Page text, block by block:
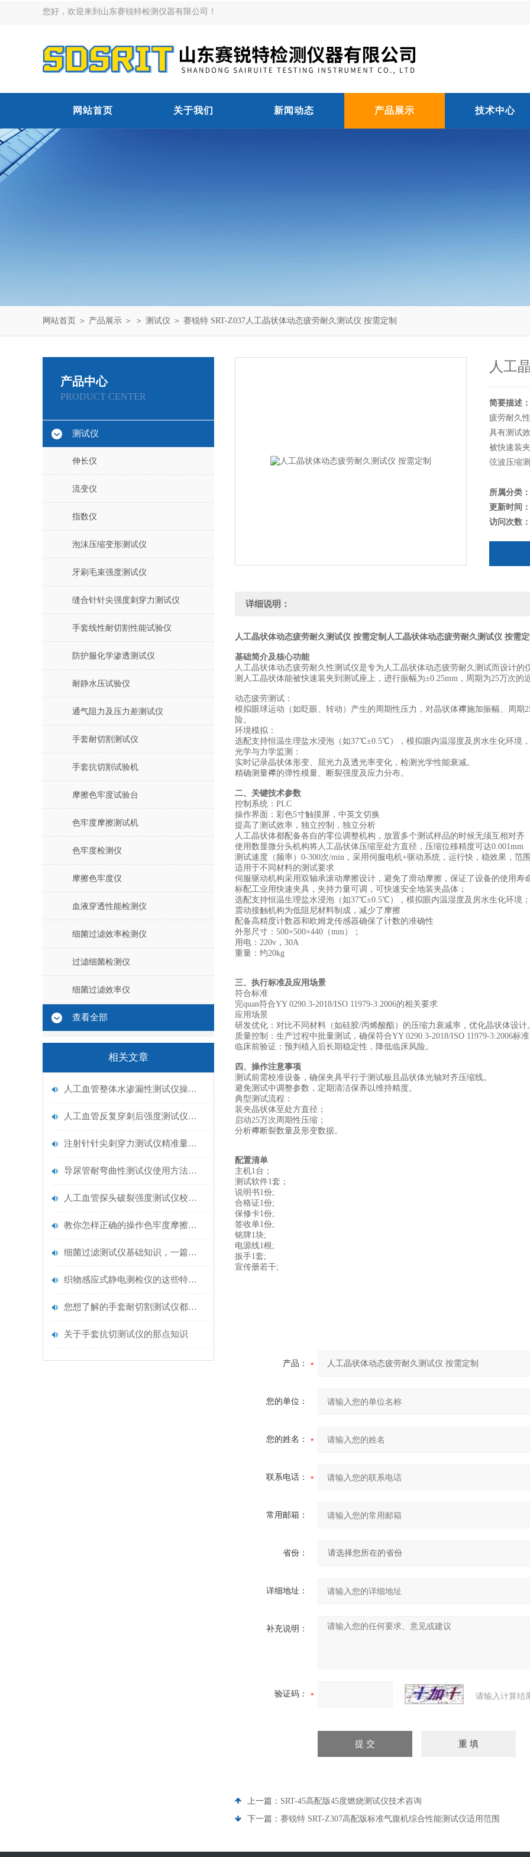
您好，欢迎来到山东赛锐特检测仪器有限公司！
网站首页 关于我们 新闻动态 产品展示 技术中心
网站首页 ＞ 产品展示 ＞ ＞ 测试仪 ＞ 赛锐特 SRT-Z037人工晶状体动态疲劳耐久测试仪 按需定制
产品中心
PRODUCT CENTER
测试仪
伸长仪
流变仪
指数仪
泡沫压缩变形测试仪
牙刷毛束强度测试仪
缝合针针尖强度刺穿力测试仪
手套线性耐切割性能试验仪
防护服化学渗透测试仪
耐静水压试验仪
通气阻力及压力差测试仪
手套耐切割测试仪
手套抗切割试验机
摩擦色牢度试验台
色牢度摩擦测试机
色牢度检测仪
摩擦色牢度仪
血液穿透性能检测仪
细菌过滤效率检测仪
过滤细菌检测仪
细菌过滤效率仪
查看全部
相关文章
人工血管整体水渗漏性测试仪操作中最容易出错的步骤
人工血管反复穿刺后强度测试仪是什么？透析患者的“生命管“质量靠它把关！
注射针针尖刺穿力测试仪精准量化针尖锋利度，构筑临床安全防线
导尿管耐弯曲性测试仪使用方法与操作规范
人工血管探头破裂强度测试仪校准规范：精准赋能医疗安全的技术基准
教你怎样正确的操作色牢度摩擦测试机
细菌过滤测试仪基础知识，一篇搞定
织物感应式静电测检仪的这些特点很少有人都知道
您想了解的手套耐切割测试仪都在这里了
关于手套抗切测试仪的那点知识
人工
简要描述：
疲劳耐久
具有测试
被快速装
弦波压缩测
所属分类：
更新时间：
访问次数：
详细说明：
人工晶状体动态疲劳耐久测试仪 按需定制 人工晶状体动态疲劳耐久测试仪 按需定
基础简介及核心功能
人工晶状体动态疲劳耐久性测试仪是专为人工晶状体动态疲劳耐久测试而设计
测人工晶状体能被快速装夹到测试座上，进行振幅为±0.25mm，周期为25万次的
‌动态疲劳测试‌：
模拟眼球运动（如眨眼、转动）产生的周期性压力，对晶状体襻施加振幅、周
险。
‌环境模拟‌：
选配支持恒温生理盐水浸泡（如37℃±0.5℃），模拟眼内温湿度及房水生化环境
‌光学与力学监测‌：
实时记录晶状体形变、屈光力及透光率变化，检测光学性能衰减‌。
精确测量襻的弹性模量、断裂强度及应力分布‌。
二、关键技术参数
控制系统：PLC
操作界面：彩色5寸触摸屏，中英文切换
提高了测试效率，独立控制，独立分析
人工晶状体都配备各自的零位调整机构，放置多个测试样品的时候无须互相对齐
使用数显微分头机构将人工晶状体压缩至处方直径，压缩位移精度可达0.001mm
测试速度（频率）0-300次/min，采用伺服电机+驱动系统，运行快，稳效果，范
适用于不同材料的测试要求
伺服驱动机构采用双轴承滚动摩擦设计，避免了滑动摩擦，保证了设备的使用寿
标配工业用快速夹具，夹持力量可调，可快速安全地装夹晶体；
选配支持恒温生理盐水浸泡（如37℃±0.5℃），模拟眼内温湿度及房水生化环境；
震动接触机构为低阻尼材料制成，减少了摩擦
配备高精度计数器和欧姆龙传感器确保了计数的准确性
外形尺寸：500×500×440（mm）；
用电：220v，30A
重量：约20kg
三、执行标准及应用场景
符合标准
完quan符合YY 0290.3-2018/ISO 11979-3:2006的相关要求
应用场景
研发优化‌：对比不同材料（如硅胶/丙烯酸酯）的压缩力衰减率，优化晶状体设计
质量控制‌：生产过程中批量测试，确保符合YY 0290.3-2018/ISO 11979-3:2006标准
‌临床前验证‌：预判植入后长期稳定性，降低临床风险。
四、操作注意事项
测试前需校准设备，确保夹具平行于测试板且晶状体光轴对齐压缩线‌。
避免测试中调整参数，定期清洁保养以维持精度。
‌典型测试流程‌：
装夹晶状体至处方直径；
启动25万次周期性压缩；
分析襻断裂数量及形变数据‌。
配置清单
主机1台；
测试软件1套；
说明书1份;
合格证1份;
保修卡1份;
签收单1份;
铭牌1块;
电源线1根;
扳手1套;
宣传册若干;
产品：
您的单位：
您的姓名：
联系电话：
常用邮箱：
省份：
详细地址：
补充说明：
验证码： 请输入计算结
上一篇： SRT-45高配版45度燃烧测试仪技术咨询
下一篇： 赛锐特 SRT-Z307高配版标准气腹机综合性能测试仪适用范围